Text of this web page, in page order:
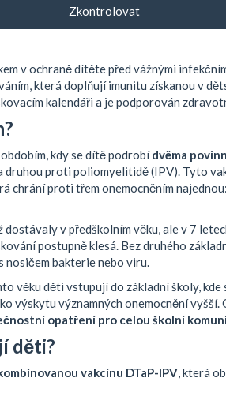
Zkontrolovat
v ochraně dítěte před vážnými
která doplňují imunitu získanou v
kalendáři a je podporován
kdy se dítě podrobídvěma
proti poliomyelitidě (IPV). Tyto
chrání proti třem onemocněním
v předškolním věku, ale v 7
postupně klesá. Bez druhého
nosičem bakterie nebo viru.
věku děti vstupují do základní školy,
výskytu významných onemocnění
opatření pro celou školní
děti?
vakcínu DTaP-IPV, která